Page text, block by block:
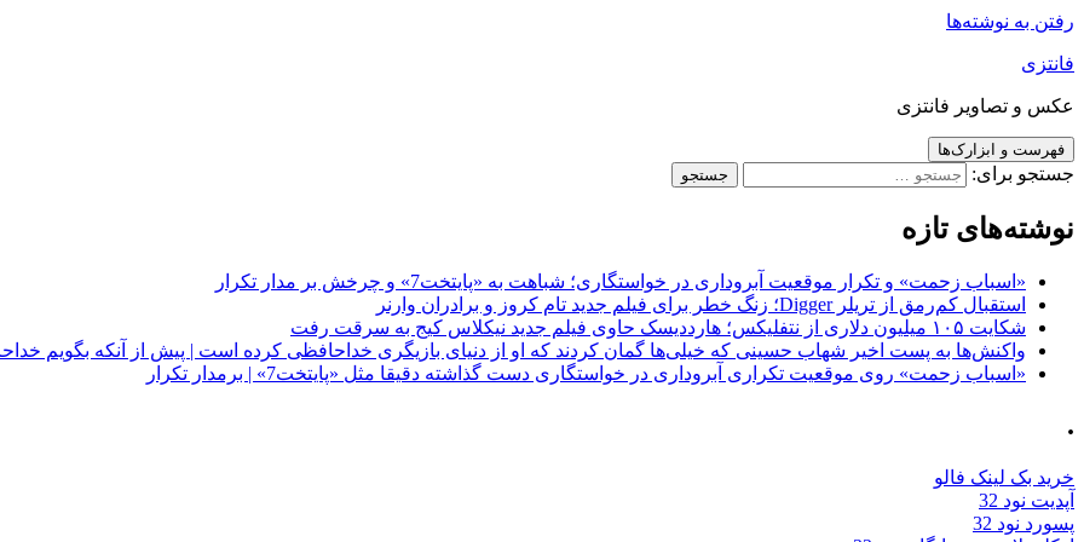
رفتن به نوشته‌ها
فانتزی
عکس و تصاویر فانتزی
فهرست و ابزارک‌ها
جستجو برای:
نوشته‌های تازه
«اسباب زحمت» و تکرار موقعیت آبروداری در خواستگاری؛ شباهت به «پایتخت7» و چرخش بر مدار تکرار
استقبال کم‌رمق از تریلر Digger؛ زنگ خطر برای فیلم جدید تام کروز و برادران وارنر
شکایت ۱۰۵ میلیون دلاری از نتفلیکس؛ هارددیسک حاوی فیلم جدید نیکلاس کیج به سرقت رفت
واکنش‌ها به پست اخیر شهاب حسینی که خیلی‌ها گمان کردند که او از دنیای بازیگری خداحافظی کرده است | پیش از آنکه بگویم
«اسباب زحمت» روی موقعیت تکراری آبروداری در خواستگاری دست گذاشته دقیقا مثل «پایتخت7» | برمدار تکرار
.
خرید بک لینک فالو
آپدیت نود 32
پسورد نود 32